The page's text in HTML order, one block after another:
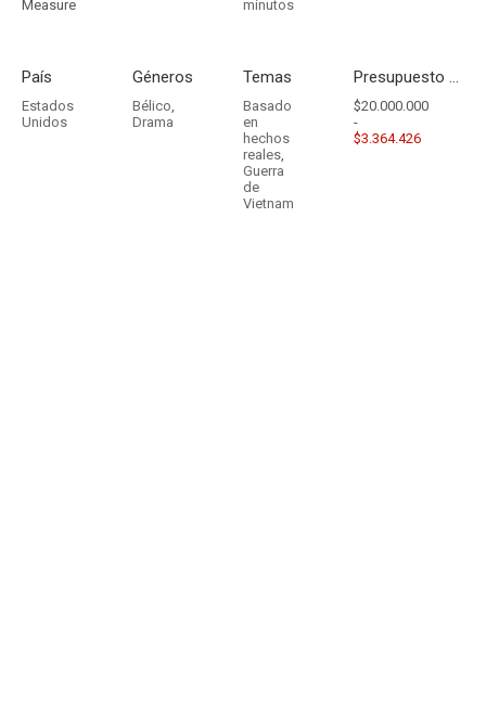
Measure
minutos
País
Estados
Unidos
Géneros
Bélico,
Drama
Temas
Basado
en
hechos
reales,
Guerra
de
Vietnam
Presupuesto - Ingresos
$20.000.000
-
$3.364.426